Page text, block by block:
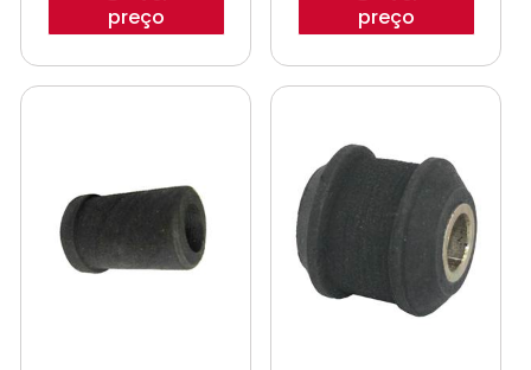
preço
preço